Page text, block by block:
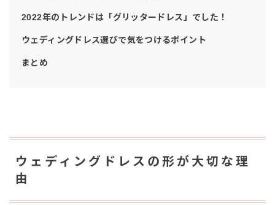
2022年のトレンドは「グリッタードレス」でした！
ウェディングドレス選びで気をつけるポイント
まとめ
ウェディングドレスの形が大切な理
由